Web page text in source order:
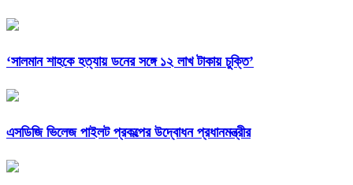
‘সালমান শাহকে হত্যায় ডনের সঙ্গে ১২ লাখ টাকায় চুক্তি’
এসডিজি ভিলেজ পাইলট প্রকল্পের উদ্বোধন প্রধানমন্ত্রীর